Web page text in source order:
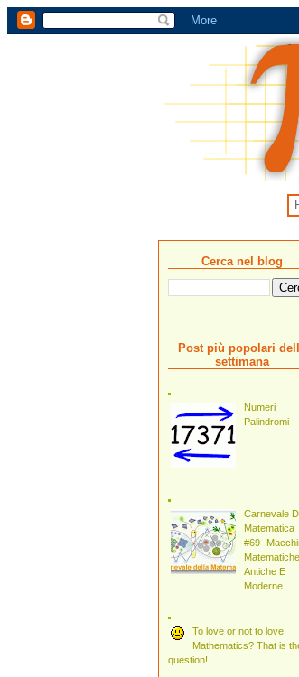
Cerca nel blog
Post più popolari
settimana
Numeri
Palindromi
Carnevale
Matematica
#69-
Matematiche
Antiche E
Moderne
To love or not to love
Mathematics? That is
question!